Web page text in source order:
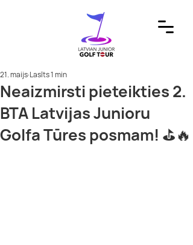
Neaizmirsti pieteikties 2.
BTA Latvijas Junioru
Golfa Tūres posmam! ⛳️🔥
21. maijs Lasīts 1 min